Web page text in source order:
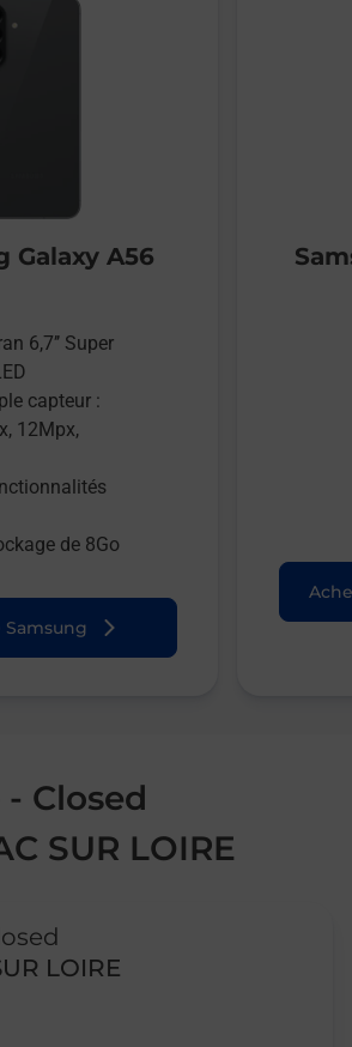
Galaxy A56
6,7’’ Super
capteur :
12Mpx,
de 8Go
Closed
SUR LOIRE
LOIRE